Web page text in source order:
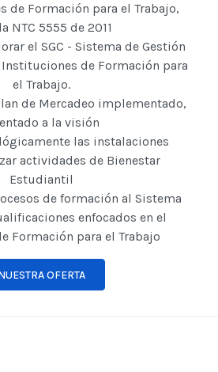
de Formación para el Trabajo,
NTC 5555 de 2011
el SGC - Sistema de Gestión
de Formación para
el Trabajo.
de Mercadeo implementado,
a la visión
las instalaciones
actividades de Bienestar
Estudiantil
de formación al Sistema
enfocados en el
Formación para el Trabajo
OFERTA